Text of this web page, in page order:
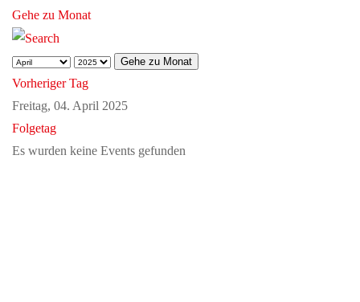
Gehe zu Monat
Gehe zu Monat
Vorheriger Tag
Freitag, 04. April 2025
Folgetag
Es wurden keine Events gefunden